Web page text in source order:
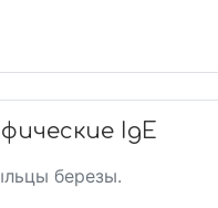
IgЕ
березы.